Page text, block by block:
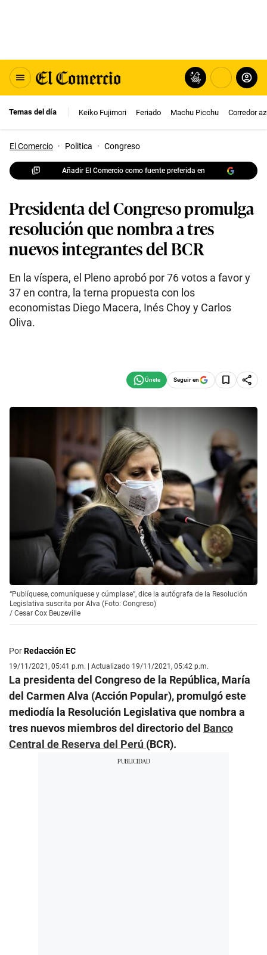
Temas del día Keiko Fujimori Feriado Machu Picchu Corredor
El Comercio · Politica · Congreso
Añadir El Comercio como fuente preferida en
Presidenta del Congreso promulga
resolución que nombra a tres
nuevos integrantes del BCR
En la víspera, el Pleno aprobó por 76 votos a favor y
37 en contra, la terna propuesta con los
economistas Diego Macera, Inés Choy y Carlos
Oliva.
Seguir en
“Publíquese, comuníquese y cúmplase”, dice la autógrafa de la Resolución
Legislativa suscrita por Alva (Foto: Congreso)
/ Cesar Cox Beuzeville
PorRedacción EC
19/11/2021, 05:41 p.m. | Actualizado 19/11/2021, 05:42 p.m.
La presidenta del Congreso de la República, María
del Carmen Alva (Acción Popular), promulgó este
mediodía la Resolución Legislativa que nombra a
tres nuevos miembros del directorio del Banco
Central de Reserva del Perú (BCR).